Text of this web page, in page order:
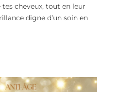
tes cheveux, tout en leur
digne d’un soin en